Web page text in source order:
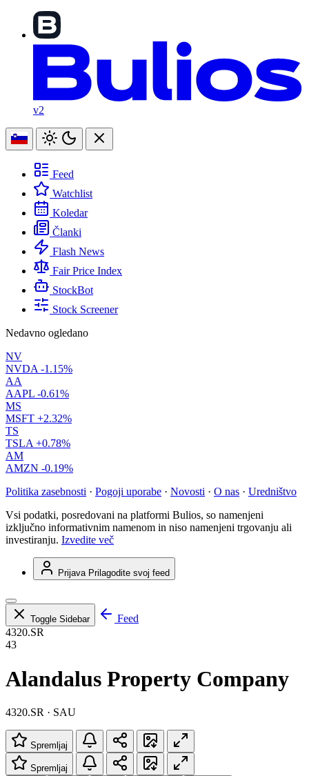
v2
Feed
Watchlist
Koledar
Članki
Flash News
Fair Price Index
StockBot
Stock Screener
Nedavno ogledano
NV
NVDA -1.15%
AA
AAPL -0.61%
MS
MSFT +2.32%
TS
TSLA +0.78%
AM
AMZN -0.19%
Politika zasebnosti · Pogoji uporabe · Novosti · O nas · Uredništvo
Vsi podatki, posredovani na platformi Bulios, so namenjeni
izključno informativnim namenom in niso namenjeni trgovanju ali
investiranju. Izvedite več
Prijava Prilagodite svoj feed
Toggle Sidebar
Feed
4320.SR
43
Alandalus Property Company
4320.SR · SAU
Spremljaj
Spremljaj